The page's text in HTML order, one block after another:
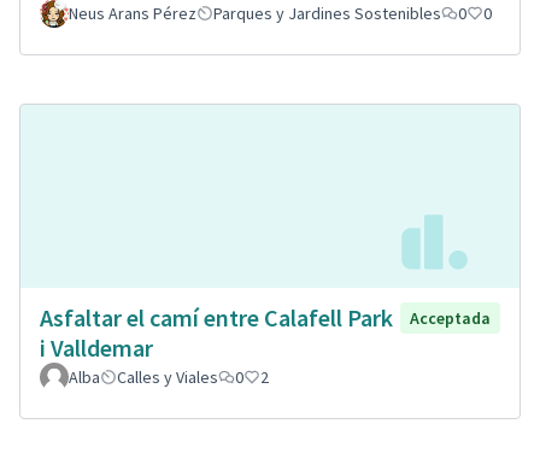
Neus Arans Pérez Parques y Jardines Sostenibles 0 0
Asfaltar el camí entre Calafell Park
i Valldemar
Acceptada
Alba Calles y Viales 0 2